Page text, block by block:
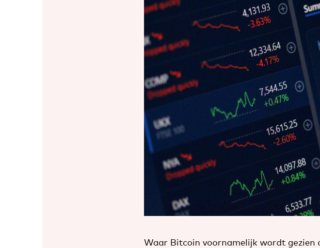
Waar Bitcoin voornamelijk wordt gezien